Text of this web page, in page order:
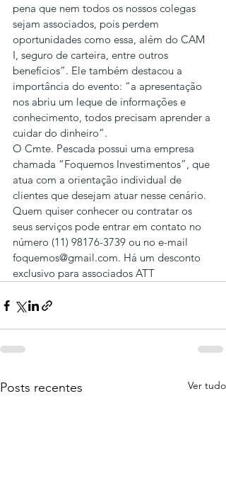
pena que nem todos os nossos colegas
sejam associados, pois perdem
oportunidades como essa, além do CAM
I, seguro de carteira, entre outros
benefícios”. Ele também destacou a
importância do evento: “a apresentação
nos abriu um leque de informações e
conhecimento, todos precisam aprender a
cuidar do dinheiro”.
O Cmte. Pescada possui uma empresa
chamada “Foquemos Investimentos”, que
atua com a orientação individual de
clientes que desejam atuar nesse cenário.
Quem quiser conhecer ou contratar os
seus serviços pode entrar em contato no
número (11) 98176-3739 ou no e-mail
foquemos@gmail.com. Há um desconto
exclusivo para associados ATT
Posts recentes Ver tudo